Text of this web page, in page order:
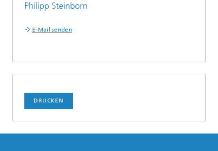
Philipp Steinborn
E-Mail senden
DRUCKEN